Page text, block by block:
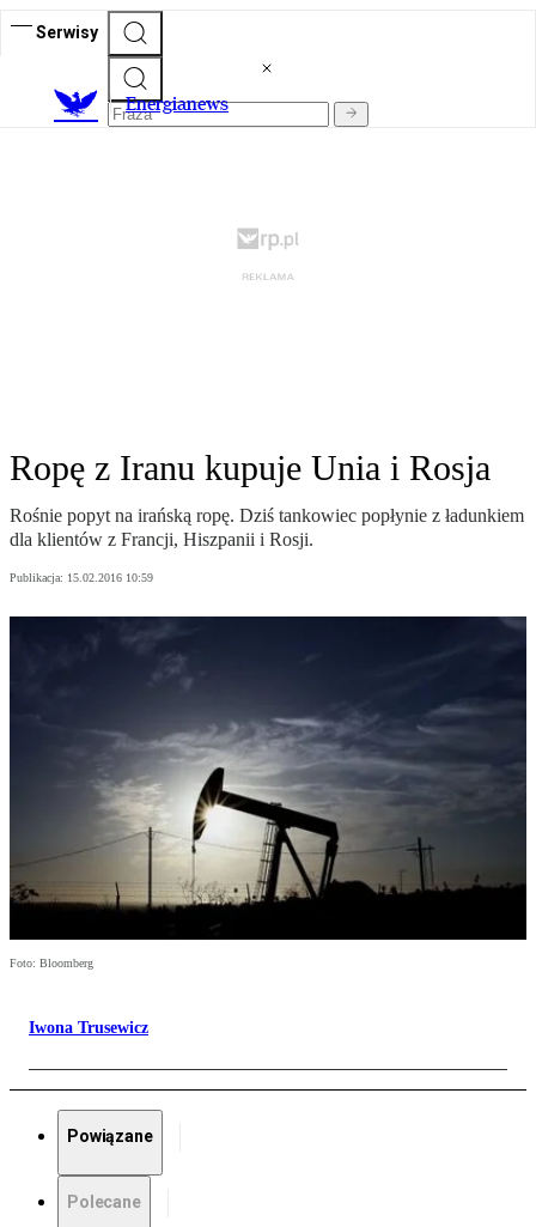
Serwisy
Energianews
Ropę z Iranu kupuje Unia i Rosja
Rośnie popyt na irańską ropę. Dziś tankowiec popłynie z ładunkiem
dla klientów z Francji, Hiszpanii i Rosji.
Publikacja: 15.02.2016 10:59
Foto: Bloomberg
Iwona Trusewicz
Powiązane
Polecane